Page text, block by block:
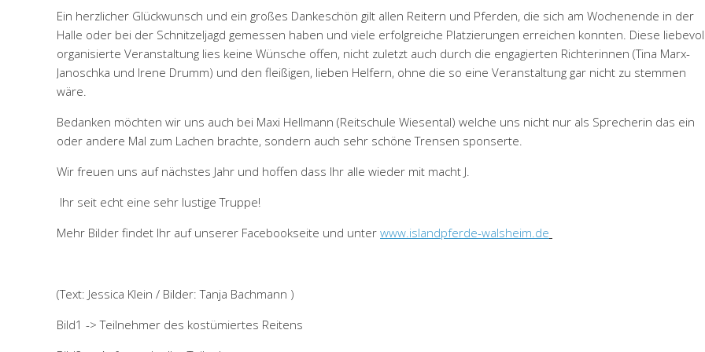
Ein herzlicher Glückwunsch und ein großes Dankeschön gilt allen Reitern und Pferden, die sich am Wochenende in der
Halle oder bei der Schnitzeljagd gemessen haben und viele erfolgreiche Platzierungen erreichen konnten. Diese
organisierte Veranstaltung lies keine Wünsche offen, nicht zuletzt auch durch die engagierten Richterinnen (Tina Marx-
Janoschka und Irene Drumm) und den fleißigen, lieben Helfern, ohne die so eine Veranstaltung gar nicht zu stemmen
wäre.
Bedanken möchten wir uns auch bei Maxi Hellmann (Reitschule Wiesental) welche uns nicht nur als Sprecherin das ein
oder andere Mal zum Lachen brachte, sondern auch sehr schöne Trensen sponserte.
Wir freuen uns auf nächstes Jahr und hoffen dass Ihr alle wieder mit macht J.
Ihr seit echt eine sehr lustige Truppe!
Mehr Bilder findet Ihr auf unserer Facebookseite und unter www.islandpferde-walsheim.de
(Text: Jessica Klein / Bilder: Tanja Bachmann )
Bild1 -> Teilnehmer des kostümiertes Reitens